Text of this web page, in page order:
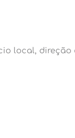
local, direção